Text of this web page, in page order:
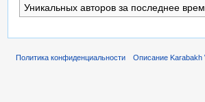
Уникальных авторов за последнее
Политика конфиденциальности Описание Karabakh